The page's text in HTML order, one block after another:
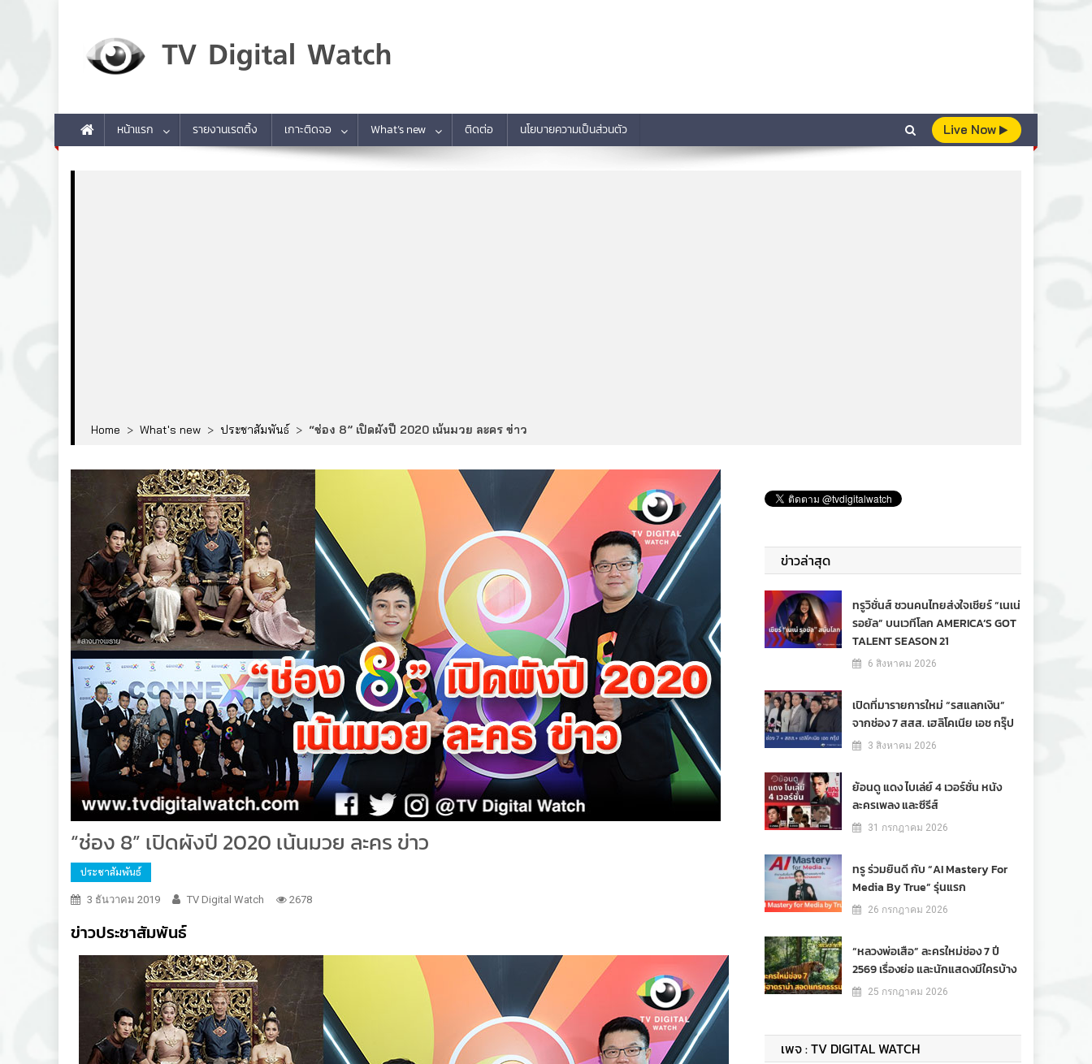
หน้าแรก รายงานเรตติ้ง เกาะติดจอ What’s new ติดต่อ นโยบายความเป็นส่วนตัว Live Now
Home > What's new > ประชาสัมพันธ์ > “ช่อง 8” เปิดผังปี 2020 เน้นมวย ละคร ข่าว
“ช่อง 8” เปิดผังปี 2020 เน้นมวย ละคร ข่าว
ประชาสัมพันธ์
3 ธันวาคม 2019 TV Digital Watch 2678
ข่าวประชาสัมพันธ์
ข่าวล่าสุด
ทรูวิชั่นส์ ชวนคนไทยส่งใจเชียร์ “เนเน่
รอยัล” บนเวทีโลก AMERICA’S GOT
TALENT SEASON 21
6 สิงหาคม 2026
เปิดที่มารายการใหม่ “รสแลกเงิน”
จากช่อง 7 สสส. เฮลิโคเนีย เอช กรุ๊ป
3 สิงหาคม 2026
ย้อนดู แดง ไบเล่ย์ 4 เวอร์ชั่น หนัง
ละครเพลง และซีรีส์
31 กรกฎาคม 2026
ทรู ร่วมยินดี กับ “AI Mastery For
Media By True” รุ่นแรก
26 กรกฎาคม 2026
“หลวงพ่อเสือ” ละครใหม่ช่อง 7 ปี
2569 เรื่องย่อ และนักแสดงมีใครบ้าง
25 กรกฎาคม 2026
เพจ : TV DIGITAL WATCH